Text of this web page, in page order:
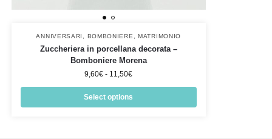
ANNIVERSARI BOMBONIERE MATRIMONIO
Zuccheriera in porcellana decorata –
Bomboniere Morena
9,60€ - 11,50€
Select options